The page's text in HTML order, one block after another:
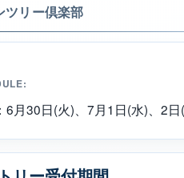
ツリー倶楽部
6月30日(火)、7月1日(水)、2日